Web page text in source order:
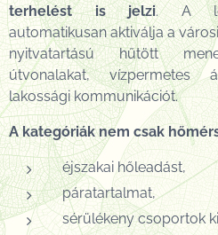
terhelést is jelzi. A
automatikusan aktiválja a
nyitvatartású hűtött
útvonalakat, vízpermetes
lakossági kommunikációt.
A kategóriák nem csak
éjszakai hőleadást,
páratartalmat,
sérülékeny csoportok